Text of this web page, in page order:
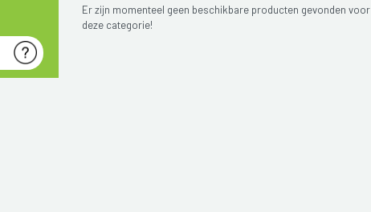
Er zijn momenteel geen beschikbare producten gevonden voor
deze categorie!